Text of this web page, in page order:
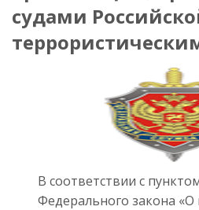
судами
В соответствии с
Федерального закона